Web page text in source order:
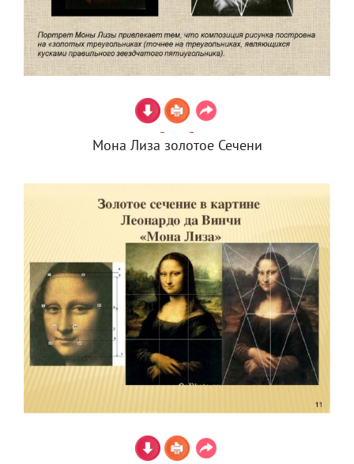
Мона Лиза золотое Сечени